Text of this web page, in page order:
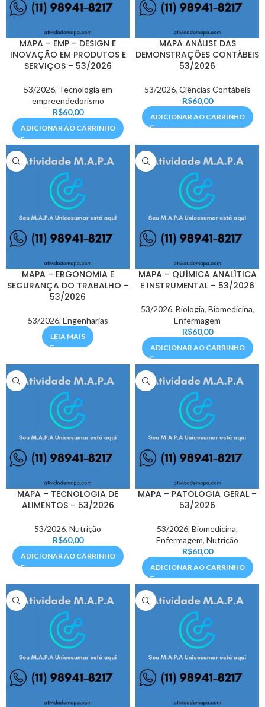
MAPA – EMP – DESIGN E
INOVAÇÃO EM PRODUTOS E
SERVIÇOS – 53/2026
53/2026, Tecnologia em
empreendedorismo
R$60,00
ADICIONAR AO CARRINHO
MAPA ANÁLISE DAS
DEMONSTRAÇÕES CONTÁBEIS
53/2026
53/2026, Ciências Contábeis
R$60,00
ADICIONAR AO CARRINHO
MAPA – ERGONOMIA E
SEGURANÇA DO TRABALHO –
53/2026
53/2026, Engenharias
LEIA MAIS
MAPA – QUÍMICA ANALÍTICA
E INSTRUMENTAL – 53/2026
53/2026, Biologia, Biomedicina,
Enfermagem
R$60,00
ADICIONAR AO CARRINHO
MAPA – TECNOLOGIA DE
ALIMENTOS – 53/2026
53/2026, Nutrição
R$60,00
ADICIONAR AO CARRINHO
MAPA – PATOLOGIA GERAL –
53/2026
53/2026, Biomedicina,
Enfermagem, Nutrição
R$60,00
ADICIONAR AO CARRINHO